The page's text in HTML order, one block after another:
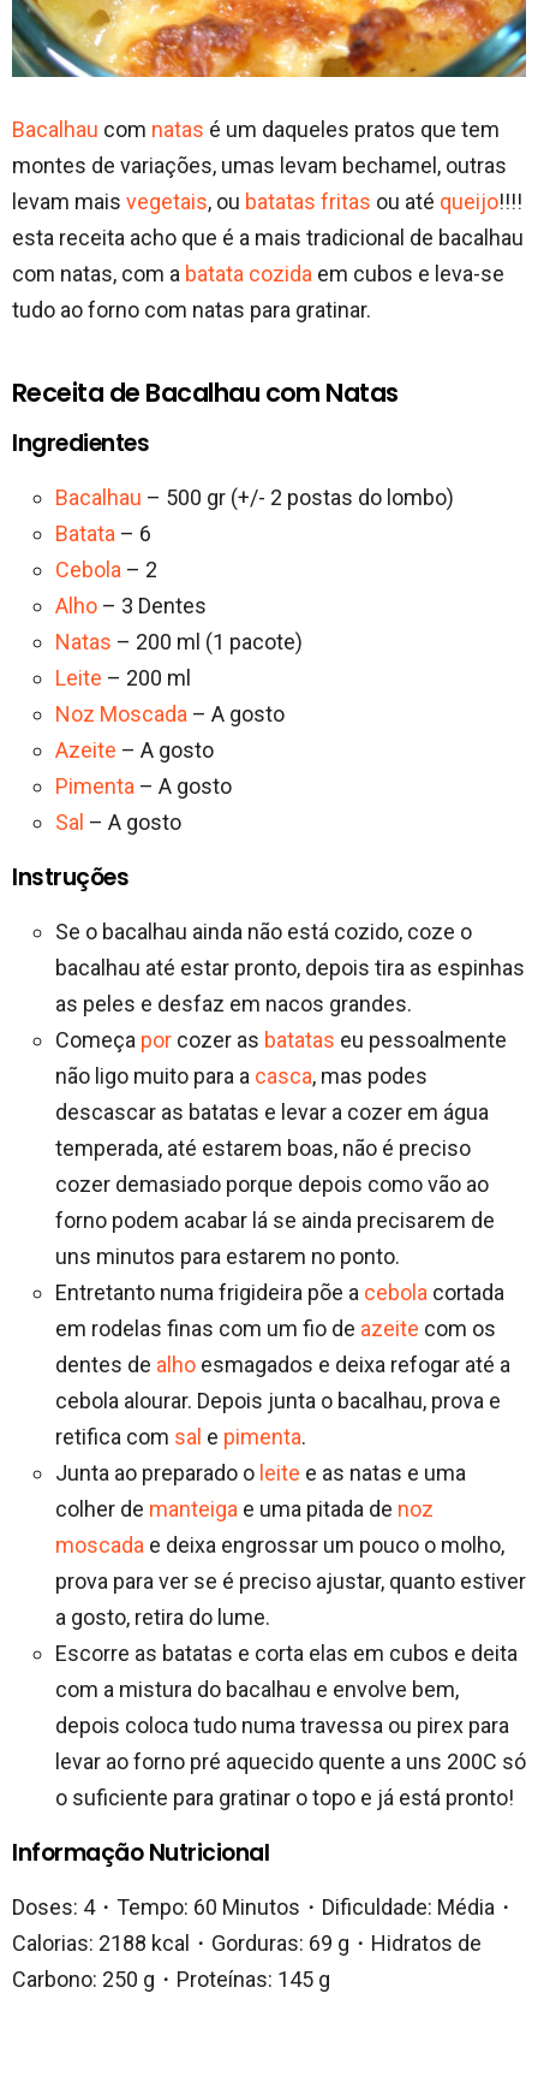
Bacalhau com natas é um daqueles pratos que tem
montes de variações, umas levam bechamel, outras
levam mais vegetais, ou batatas fritas ou até queijo!!!!
esta receita acho que é a mais tradicional de bacalhau
com natas, com a batata cozida em cubos e leva-se
tudo ao forno com natas para gratinar.
Receita de Bacalhau com Natas
Ingredientes
Bacalhau – 500 gr (+/- 2 postas do lombo)
Batata – 6
Cebola – 2
Alho – 3 Dentes
Natas – 200 ml (1 pacote)
Leite – 200 ml
Noz Moscada – A gosto
Azeite – A gosto
Pimenta – A gosto
Sal – A gosto
Instruções
Se o bacalhau ainda não está cozido, coze o
bacalhau até estar pronto, depois tira as espinhas
as peles e desfaz em nacos grandes.
Começa por cozer as batatas eu pessoalmente
não ligo muito para a casca, mas podes
descascar as batatas e levar a cozer em água
temperada, até estarem boas, não é preciso
cozer demasiado porque depois como vão ao
forno podem acabar lá se ainda precisarem de
uns minutos para estarem no ponto.
Entretanto numa frigideira põe a cebola cortada
em rodelas finas com um fio de azeite com os
dentes de alho esmagados e deixa refogar até a
cebola alourar. Depois junta o bacalhau, prova e
retifica com sal e pimenta.
Junta ao preparado o leite e as natas e uma
colher de manteiga e uma pitada de noz
moscada e deixa engrossar um pouco o molho,
prova para ver se é preciso ajustar, quanto estiver
a gosto, retira do lume.
Escorre as batatas e corta elas em cubos e deita
com a mistura do bacalhau e envolve bem,
depois coloca tudo numa travessa ou pirex para
levar ao forno pré aquecido quente a uns 200C só
o suficiente para gratinar o topo e já está pronto!
Informação Nutricional
Doses: 4・Tempo: 60 Minutos・Dificuldade: Média・
Calorias: 2188 kcal・Gorduras: 69 g・Hidratos de
Carbono: 250 g・Proteínas: 145 g